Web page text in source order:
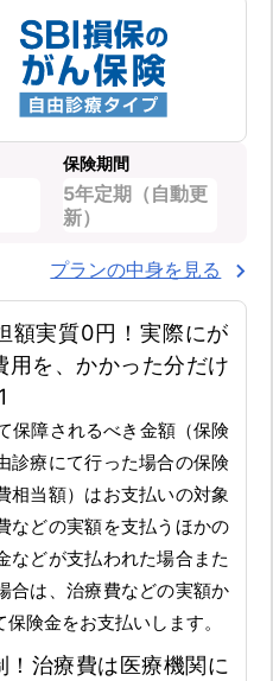
保険期間
5年定期（自動更
新）
プランの中身を見る
額実質0円！実際にが
用を、かかった分だけ
保障されるべき金額（保険
診療にて行った場合の保険
相当額）はお支払いの対象
などの実額を支払うほかの
などが支払われた場合また
合は、治療費などの実額か
険金をお支払いします。
治療費は医療機関に